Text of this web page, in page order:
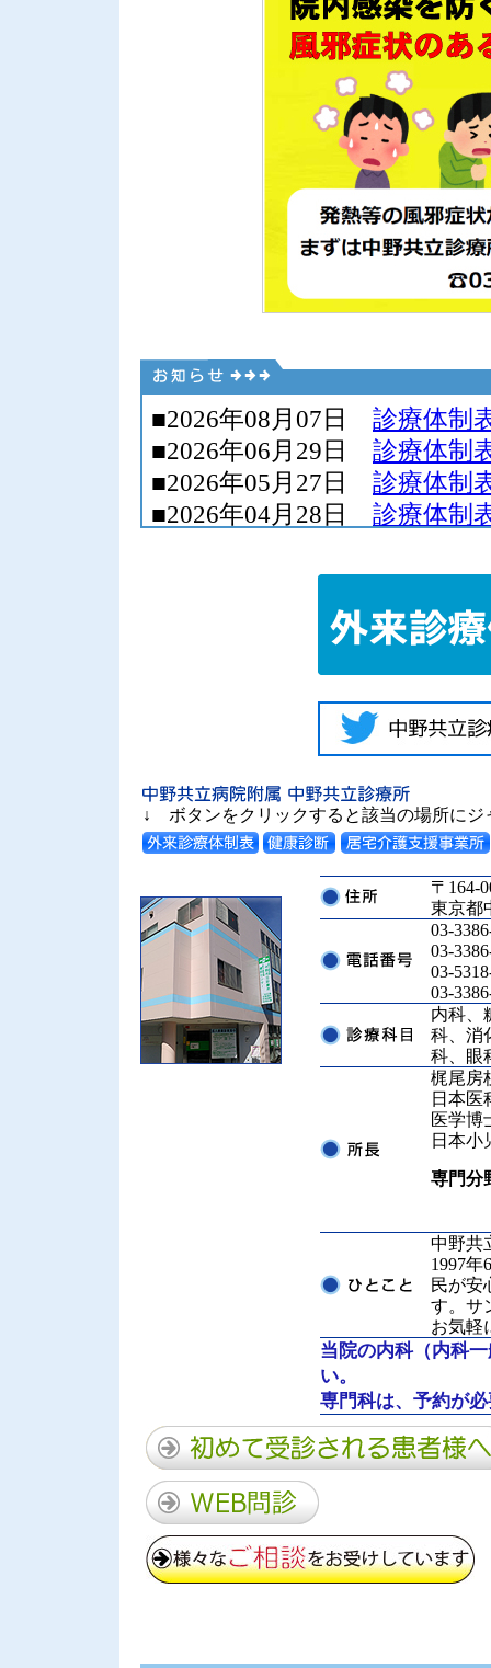
↓ ボタンをクリックすると該当の場所にジ
〒164-
東京都
03-
03-
03-
03-
内科、
科、消
科、眼
梶尾房
日本医
医学博
日本小
専門分
中野共
1997
民が安
す。サ
お気軽
当院の内科（内科
い。
専門科は、予約が